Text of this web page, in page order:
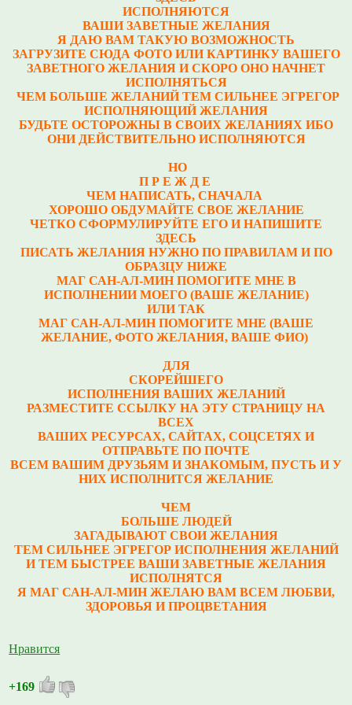
ИСПОЛНЯЮТСЯ
ВАШИ ЗАВЕТНЫЕ ЖЕЛАНИЯ
Я ДАЮ ВАМ ТАКУЮ ВОЗМОЖНОСТЬ
ЗАГРУЗИТЕ СЮДА ФОТО ИЛИ КАРТИНКУ ВАШЕГО
ЗАВЕТНОГО ЖЕЛАНИЯ И СКОРО ОНО НАЧНЕТ
ИСПОЛНЯТЬСЯ
ЧЕМ БОЛЬШЕ ЖЕЛАНИЙ ТЕМ СИЛЬНЕЕ ЭГРЕГОР
ИСПОЛНЯЮЩИЙ ЖЕЛАНИЯ
БУДЬТЕ ОСТОРОЖНЫ В СВОИХ ЖЕЛАНИЯХ ИБО
ОНИ ДЕЙСТВИТЕЛЬНО ИСПОЛНЯЮТСЯ
НО
П Р Е Ж Д Е
ЧЕМ НАПИСАТЬ, СНАЧАЛА
ХОРОШО ОБДУМАЙТЕ СВОЕ ЖЕЛАНИЕ
ЧЕТКО СФОРМУЛИРУЙТЕ ЕГО И НАПИШИТЕ
ЗДЕСЬ
ПИСАТЬ ЖЕЛАНИЯ НУЖНО ПО ПРАВИЛАМ И ПО
ОБРАЗЦУ НИЖЕ
МАГ САН-АЛ-МИН ПОМОГИТЕ МНЕ В
ИСПОЛНЕНИИ МОЕГО (ВАШЕ ЖЕЛАНИЕ)
ИЛИ ТАК
МАГ САН-АЛ-МИН ПОМОГИТЕ МНЕ (ВАШЕ
ЖЕЛАНИЕ, ФОТО ЖЕЛАНИЯ, ВАШЕ ФИО)
ДЛЯ
СКОРЕЙШЕГО
ИСПОЛНЕНИЯ ВАШИХ ЖЕЛАНИЙ
РАЗМЕСТИТЕ ССЫЛКУ НА ЭТУ СТРАНИЦУ НА
ВСЕХ
ВАШИХ РЕСУРСАХ, САЙТАХ, СОЦСЕТЯХ И
ОТПРАВЬТЕ ПО ПОЧТЕ
ВСЕМ ВАШИМ ДРУЗЬЯМ И ЗНАКОМЫМ, ПУСТЬ И У
НИХ ИСПОЛНИТСЯ ЖЕЛАНИЕ
ЧЕМ
БОЛЬШЕ ЛЮДЕЙ
ЗАГАДЫВАЮТ СВОИ ЖЕЛАНИЯ
ТЕМ СИЛЬНЕЕ ЭГРЕГОР ИСПОЛНЕНИЯ ЖЕЛАНИЙ
И ТЕМ БЫСТРЕЕ ВАШИ ЗАВЕТНЫЕ ЖЕЛАНИЯ
ИСПОЛНЯТСЯ
Я МАГ САН-АЛ-МИН ЖЕЛАЮ ВАМ ВСЕМ ЛЮБВИ,
ЗДОРОВЬЯ И ПРОЦВЕТАНИЯ
Нравится
+169